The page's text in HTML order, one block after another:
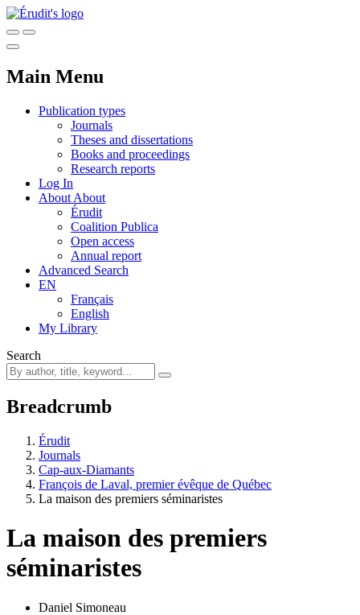
Main Menu
Publication types
Journals
Theses and dissertations
Books and proceedings
Research reports
Log In
About About
Érudit
Coalition Publica
Open access
Annual report
Advanced Search
EN
Français
English
My Library
Search
Breadcrumb
Érudit
Journals
Cap-aux-Diamants
François de Laval, premier évêque de Québec
La maison des premiers séminaristes
La maison des premiers
séminaristes
Daniel Simoneau